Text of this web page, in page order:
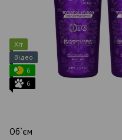
Хіт
Відео
6
6
Об`єм